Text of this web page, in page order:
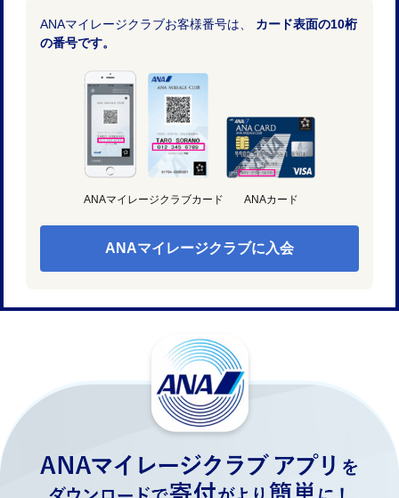
ANAマイレージクラブお客様番号は、 カード表面の10桁
の番号です。
ANAマイレージクラブカード ANAカード
ANAマイレージクラブに入会